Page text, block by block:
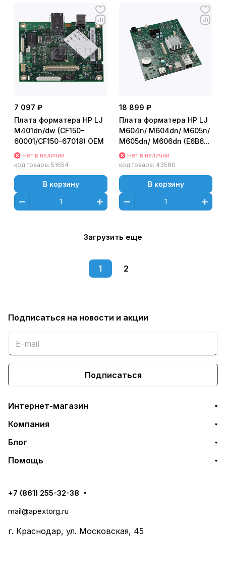
7 097 ₽
Плата форматера HP LJ
M401dn/dw (CF150-
60001/CF150-67018) OEM
Нет в наличии
код товара: 51654
В корзину
18 899 ₽
Плата форматера HP LJ
M604n/ M604dn/ M605n/
M605dn/ M606dn (E6B69-
60001/ E6B69-60003)
Нет в наличии
код товара: 43580
В корзину
Загрузить еще
1 2
Подписаться на новости и акции
Подписаться
Интернет-магазин
Компания
Блог
Помощь
+7 (861) 255-32-38
mail@apextorg.ru
г. Краснодар, ул. Московская, 45